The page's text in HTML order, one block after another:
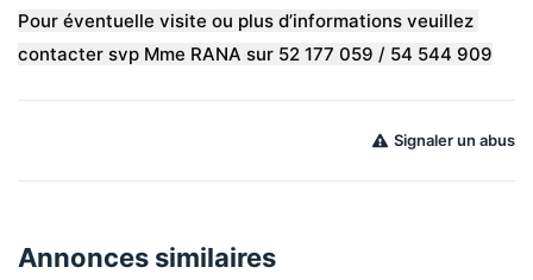
Pour éventuelle visite ou plus d’informations veuillez
contacter svp Mme RANA sur 52 177 059 / 54 544 909
Signaler un abus
Annonces similaires